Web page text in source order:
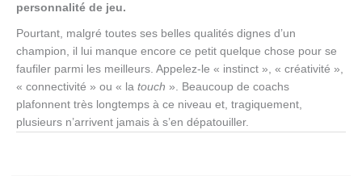
personnalité de jeu.
Pourtant, malgré toutes ses belles qualités dignes d’un
champion, il lui manque encore ce petit quelque chose pour se
faufiler parmi les meilleurs. Appelez-le « instinct », « créativité »,
« connectivité » ou « la touch ». Beaucoup de coachs
plafonnent très longtemps à ce niveau et, tragiquement,
plusieurs n’arrivent jamais à s’en dépatouiller.